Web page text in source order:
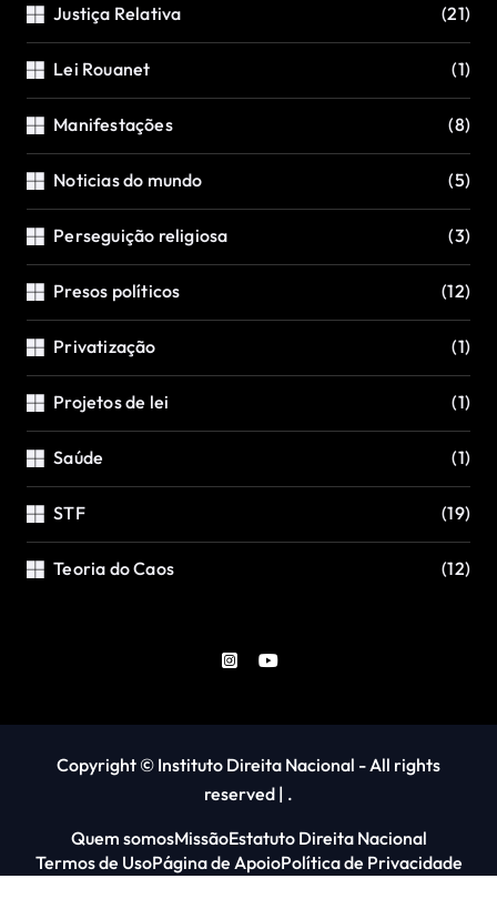
Justiça Relativa (21)
Lei Rouanet (1)
Manifestações (8)
Noticias do mundo (5)
Perseguição religiosa (3)
Presos políticos (12)
Privatização (1)
Projetos de lei (1)
Saúde (1)
STF (19)
Teoria do Caos (12)
Copyright © Instituto Direita Nacional - All rights
reserved | .
Quem somosMissãoEstatuto Direita Nacional
Termos de UsoPágina de ApoioPolítica de Privacidade